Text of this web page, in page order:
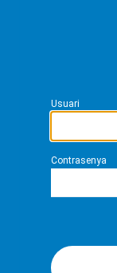
Usuari
Contrasenya